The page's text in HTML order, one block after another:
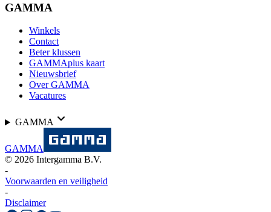
GAMMA
Winkels
Contact
Beter klussen
GAMMAplus kaart
Nieuwsbrief
Over GAMMA
Vacatures
GAMMA
GAMMA
© 2026 Intergamma B.V.
-
Voorwaarden en veiligheid
-
Disclaimer